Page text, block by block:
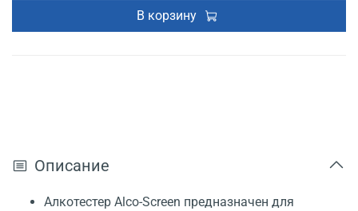
В корзину
Описание
Алкотестер Alco-Screen предназначен для